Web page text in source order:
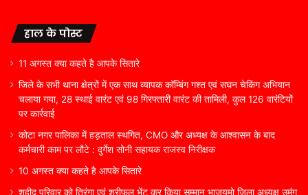
हाल के पोस्ट
11 अगस्त क्या कहते है आपके सितारे
जिले के सभी थाना क्षेत्रों में एक साथ व्यापक कॉम्बिंग गश्त एवं सघन चेकिंग अभियान
चलाया गया, 28 स्थाई वारंट एवं 98 गिरफ्तारी वारंट की तामिली, कुल 126 वारंटियों
पर कार्रवाई
कोटा नगर पालिका में हड़ताल स्थगित, CMO और अध्यक्ष के आश्वासन के बाद
कर्मचारी काम पर लौटे : दुर्गेश सोनी सहायक राजस्व निरीक्षक
10 अगस्त क्या कहते है आपके सितारे
शहीद परिवार को तिरंगा एवं श्रीफल भेंट कर किया सम्मान भाजयुमो जिला अध्यक्ष उमंग